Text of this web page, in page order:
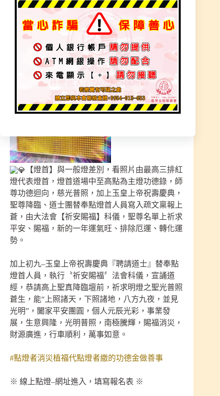
奉點【清靈燈-燈首】+祈安賜福法會科儀 –
一年期3600緣金
奉點【清靈燈】祈求 – 家庭和諧 闔家平安
一年期600緣金
【燈首】與一般燈差別，看照片由最高三排紅
燈代表燈首，燈首道場中至高點為主燈功德錄，師
尊功德迴向，慈光普照，加上玉皇上帝祝壽慶典，
聖尊降臨、道士團替奉點燈首人員寫入疏文稟報上
蒼，由大法會【祈安賜福】科儀，聖尊名單上祈求
平安、賜福，新的一年運氣旺、排除厄運、轉化運
勢。
加上初九–玉皇上帝祝壽慶典『聘請道士』替奉點
燈首人員，執行〝祈安賜福〞法會科儀，宣誦道
經，恭請高上聖真降臨壇前，祈求明燈之聖光普照
蒼生，能“上照諸天，下照諸地，八方九夜，並見
光明”，闔家平安團圓，個人元辰光彩，事業發
展，生意興隆，光明普照，南極騰輝，賜福消災，
財源廣進，行車順利，萬事如意。
#點燈者消災植福代點燈者繳的功德金做善事
※ 線上點燈–網址進入，填寫報名表 ※